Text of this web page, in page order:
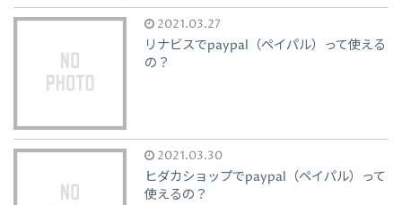
2021.03.27
リナビスでpaypal（ペイパル）って使える
の？
2021.03.30
ヒダカショップでpaypal（ペイパル）って
使えるの？